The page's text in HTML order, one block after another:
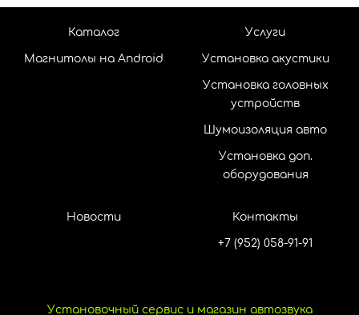
Каталог
Магнитолы на Android
Услуги
Установка акустики
Установка головных
устройств
Шумоизоляция авто
Установка доп.
оборудования
Новости Контакты
+7 (952) 058-91-91
Установочный сервис и магазин автозвука